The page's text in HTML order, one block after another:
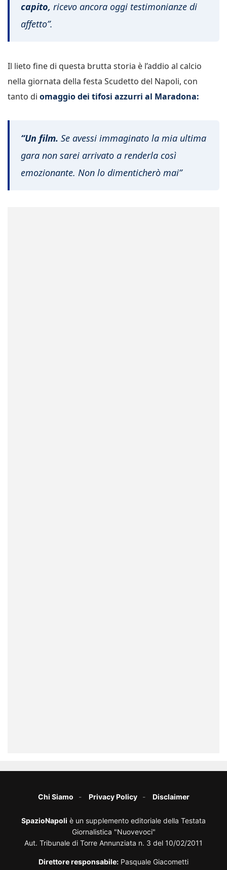
capito, ricevo ancora oggi testimonianze di
affetto”.
Il lieto fine di questa brutta storia è l’addio al calcio
nella giornata della festa Scudetto del Napoli, con
tanto di omaggio dei tifosi azzurri al Maradona:
“Un film. Se avessi immaginato la mia ultima
gara non sarei arrivato a renderla così
emozionante. Non lo dimenticherò mai”
Chi Siamo Privacy Policy Disclaimer
SpazioNapoli è un supplemento editoriale della Testata
Giornalistica "Nuovevoci"
Aut. Tribunale di Torre Annunziata n. 3 del 10/02/2011
Direttore responsabile: Pasquale Giacometti